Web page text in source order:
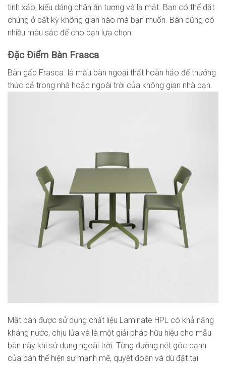
tinh xảo, kiểu dáng chân ấn tượng và lạ mắt. Bạn có thể đặt
chúng ở bất kỳ không gian nào mà bạn muốn. Bàn cũng có
nhiều màu sắc để cho bạn lựa chọn.
Đặc Điểm Bàn Frasca
Bàn gấp Frasca là mẫu bàn ngoại thất hoàn hảo để thưởng
thức cả trong nhà hoặc ngoài trời của không gian nhà bạn.
Mặt bàn được sử dụng chất liệu Laminate HPL có khả năng
kháng nước, chịu lửa và là một giải pháp hữu hiệu cho mẫu
bàn này khi sử dụng ngoài trời. Từng đường nét góc cạnh
của bàn thể hiện sự mạnh mẽ, quyết đoán và dù đặt tại